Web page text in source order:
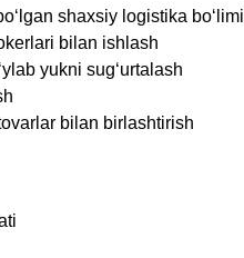
shaxsiy logistika bo‘limi
bilan ishlash
yukni sug‘urtalash
bilan birlashtirish